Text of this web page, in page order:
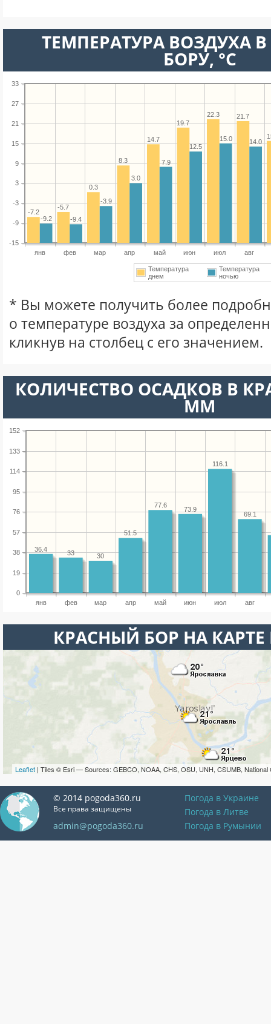
ТЕМПЕРАТУРА ВОЗДУХА
БОРУ, °C
янв фев мар апр май июн июл авг
-15
-9
-3
3
9
15
21
27
33
21.7
22.3
19.7
14.7
8.3
0.3
-5.7
-7.2
14.0
15.0
12.5
7.9
3.0
-3.9
-9.4
-9.2
Температура
днем
Температура
ночью
* Вы можете получить более
о температуре воздуха за
кликнув на столбец с его значением.
КОЛИЧЕСТВО ОСАДКОВ В
ММ
янв фев мар апр май июн июл авг
0
19
38
57
76
95
114
133
152
69.1
116.1
73.9
77.6
51.5
30
33
36.4
КРАСНЫЙ БОР НА
Leaflet | Tiles © Esri — Sources: GEBCO, NOAA, CHS, OSU, UNH, CSUMB, National
© 2014 pogoda360.ru
Все права защищены
admin@pogoda360.ru
Погода в Украине
Погода в Литве
Погода в Румынии